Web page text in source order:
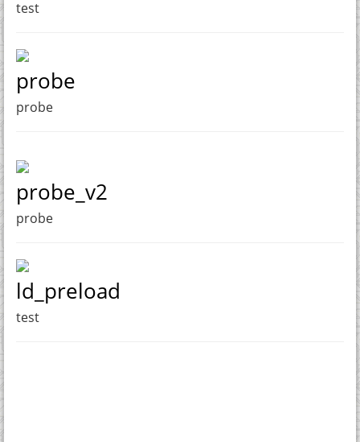
test
probe
probe
probe_v2
probe
ld_preload
test